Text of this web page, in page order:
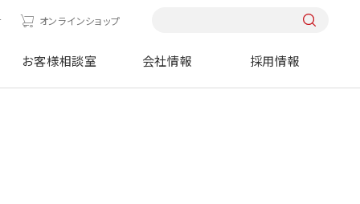
オンラインショップ
お客様相談室 会社情報 採用情報